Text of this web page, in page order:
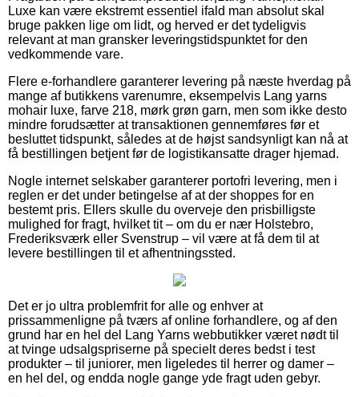
Luxe kan være ekstremt essentiel ifald man absolut skal
bruge pakken lige om lidt, og herved er det tydeligvis
relevant at man gransker leveringstidspunktet for den
vedkommende vare.
Flere e-forhandlere garanterer levering på næste hverdag på
mange af butikkens varenumre, eksempelvis Lang yarns
mohair luxe, farve 218, mørk grøn garn, men som ikke desto
mindre forudsætter at transaktionen gennemføres før et
besluttet tidspunkt, således at de højst sandsynligt kan nå at
få bestillingen betjent før de logistikansatte drager hjemad.
Nogle internet selskaber garanterer portofri levering, men i
reglen er det under betingelse af at der shoppes for en
bestemt pris. Ellers skulle du overveje den prisbilligste
mulighed for fragt, hvilket tit – om du er nær Holstebro,
Frederiksværk eller Svenstrup – vil være at få dem til at
levere bestillingen til et afhentningssted.
Det er jo ultra problemfrit for alle og enhver at
prissammenligne på tværs af online forhandlere, og af den
grund har en hel del Lang Yarns webbutikker været nødt til
at tvinge udsalgspriserne på specielt deres bedst i test
produkter – til juniorer, men ligeledes til herrer og damer –
en hel del, og endda nogle gange yde fragt uden gebyr.